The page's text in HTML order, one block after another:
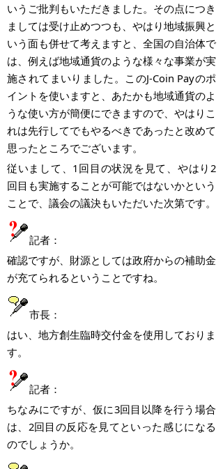
いうご批判もいただきました。その点につき
ましては受け止めつつも、やはり地域振興と
いう面も併せて考えますと、全国の自治体で
は、例えば地域通貨のような様々な事業が実
施されてまいりました。このJ-Coin Payのポ
イントを使いますと、あたかも地域通貨のよ
うな使い方が簡便にできますので、やはりこ
れは先行してでもやるべきであったと改めて
思ったところでございます。
従いまして、 1 回目の状況を見て、やはり2
回目も実施することが可能ではないかという
ことで、議会の議決もいただいた次第です。
記者：
確認ですが、財源としては政府からの補助金
が充てられるということですね。
市長：
はい、地方創生臨時交付金を使用しておりま
す。
記者：
ちなみにですが、仮に3回目以降を行う場合
は、 2回目の反応を見てといった感じになる
のでしょうか。